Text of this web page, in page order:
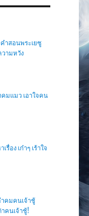
ำสอนพระเยซู
วามหวัง
มแมว เอาใจคน
อง เก๋าๆ เร้าใจ
คมคนเจ้าชู้
คนเจ้าชู้!